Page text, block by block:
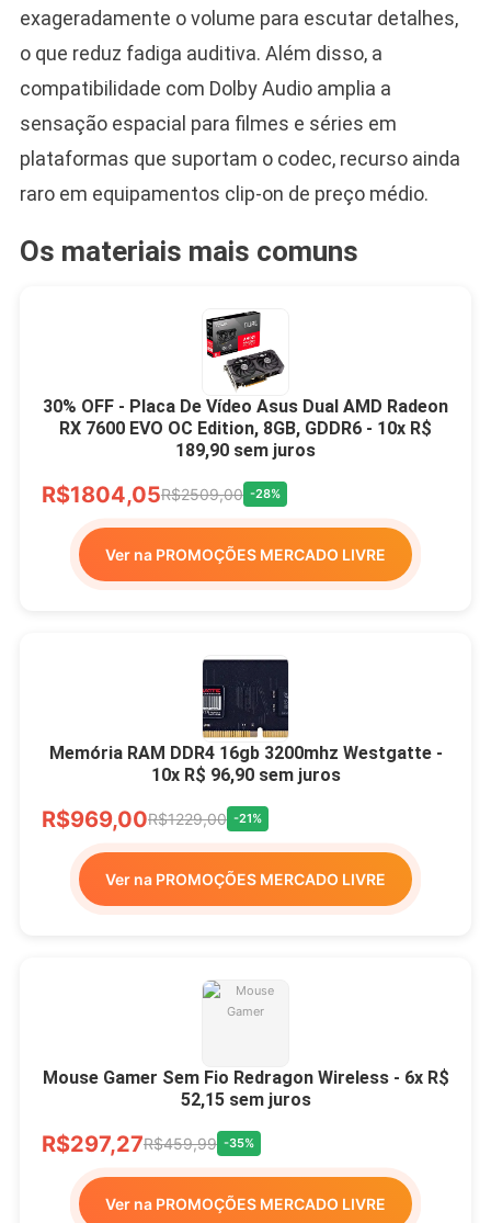
exageradamente o volume para escutar detalhes,
o que reduz fadiga auditiva. Além disso, a
compatibilidade com Dolby Audio amplia a
sensação espacial para filmes e séries em
plataformas que suportam o codec, recurso ainda
raro em equipamentos clip-on de preço médio.
Os materiais mais comuns
30% OFF - Placa De Vídeo Asus Dual AMD Radeon
RX 7600 EVO OC Edition, 8GB, GDDR6 - 10x R$
189,90 sem juros
R$1804,05R$2509,00 -28%
Ver na PROMOÇÕES MERCADO LIVRE
Memória RAM DDR4 16gb 3200mhz Westgatte -
10x R$ 96,90 sem juros
R$969,00R$1229,00 -21%
Ver na PROMOÇÕES MERCADO LIVRE
Mouse Gamer Sem Fio Redragon Wireless - 6x R$
52,15 sem juros
R$297,27R$459,99 -35%
Ver na PROMOÇÕES MERCADO LIVRE